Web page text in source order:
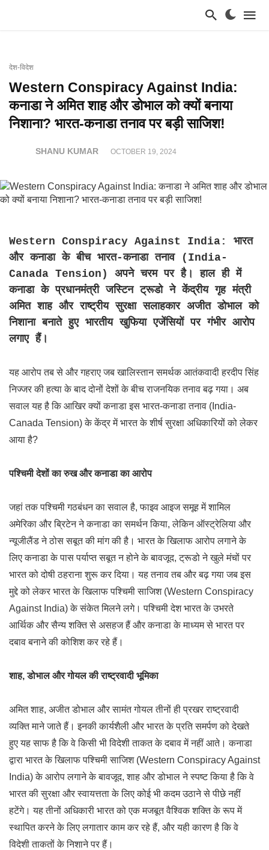
देश-विदेश
Western Conspiracy Against India:
कनाडा ने अमित शाह और डोभाल को क्यों बनाया
निशाना? भारत-कनाडा तनाव पर बड़ी साजिश!
SHANU KUMAR OCTOBER 19, 2024
Western Conspiracy Against India: भारत
और कनाडा के बीच भारत-कनाडा तनाव (India-
Canada Tension) अपने चरम पर है। हाल ही में
कनाडा के प्रधानमंत्री जस्टिन ट्रूडो ने केंद्रीय गृह मंत्री
अमित शाह और राष्ट्रीय सुरक्षा सलाहकार अजीत डोभाल को
निशाना बनाते हुए भारतीय खुफिया एजेंसियों पर गंभीर आरोप
लगाए हैं।
यह आरोप तब से और गहराए जब खालिस्तान समर्थक आतंकवादी हरदीप सिंह
निज्जर की हत्या के बाद दोनों देशों के बीच राजनयिक तनाव बढ़ गया। अब
सवाल यह है कि आखिर क्यों कनाडा इस भारत-कनाडा तनाव (India-
Canada Tension) के केंद्र में भारत के शीर्ष सुरक्षा अधिकारियों को लेकर
आया है?
पश्चिमी देशों का रुख और कनाडा का आरोप
जहां तक पश्चिमी गठबंधन का सवाल है, फाइव आइज समूह में शामिल
अमेरिका और ब्रिटेन ने कनाडा का समर्थन किया, लेकिन ऑस्ट्रेलिया और
न्यूजीलैंड ने ठोस सबूत की मांग की है। भारत के खिलाफ आरोप लगाने के
लिए कनाडा के पास पर्याप्त सबूत न होने के बावजूद, ट्रूडो ने खुले मंचों पर
भारत को दोषी ठहराना शुरू कर दिया। यह तनाव तब और बढ़ गया जब इस
मुद्दे को लेकर भारत के खिलाफ पश्चिमी साजिश (Western Conspiracy
Against India) के संकेत मिलने लगे। पश्चिमी देश भारत के उभरते
आर्थिक और सैन्य शक्ति से असहज हैं और कनाडा के माध्यम से भारत पर
दबाव बनाने की कोशिश कर रहे हैं।
शाह, डोभाल और गोयल की राष्ट्रवादी भूमिका
अमित शाह, अजीत डोभाल और सामंत गोयल तीनों ही प्रखर राष्ट्रवादी
व्यक्ति माने जाते हैं। इनकी कार्यशैली और भारत के प्रति समर्पण को देखते
हुए यह साफ है कि वे किसी भी विदेशी ताकत के दबाव में नहीं आते। कनाडा
द्वारा भारत के खिलाफ पश्चिमी साजिश (Western Conspiracy Against
India) के आरोप लगाने के बावजूद, शाह और डोभाल ने स्पष्ट किया है कि वे
भारत की सुरक्षा और स्वायत्तता के लिए कोई भी कदम उठाने से पीछे नहीं
हटेंगे। यह तीनों अधिकारी भारत को एक मजबूत वैश्विक शक्ति के रूप में
स्थापित करने के लिए लगातार काम कर रहे हैं, और यही कारण है कि वे
विदेशी ताकतों के निशाने पर हैं।